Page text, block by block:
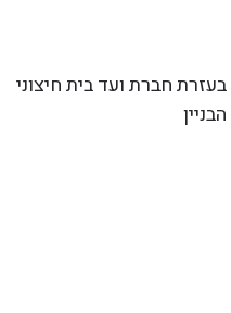
חברת ועד בית חיצוני